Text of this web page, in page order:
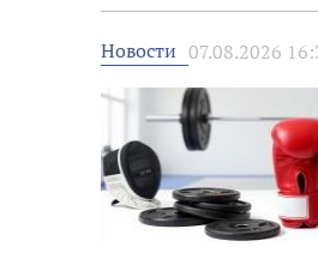
Новости 07.08.2026